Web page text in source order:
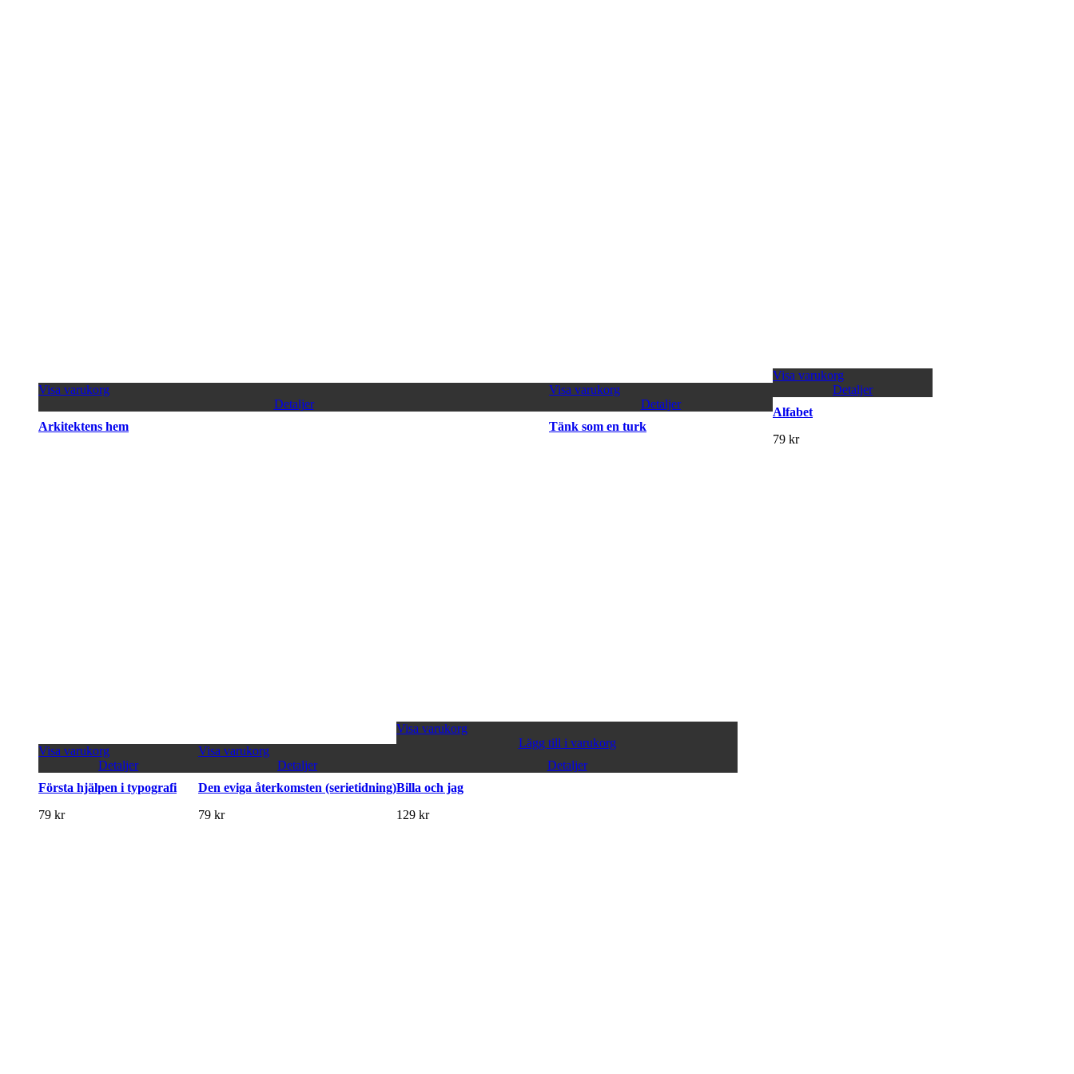
Visa varukorg
Detaljer
Arkitektens hem
Visa varukorg
Detaljer
Tänk som en turk
Visa varukorg
Detaljer
Alfabet
79 kr
Visa varukorg
Detaljer
Första hjälpen i typografi
79 kr
Visa varukorg
Detaljer
Den eviga återkomsten (serietidning)
79 kr
Visa varukorg
Lägg till i varukorg
Detaljer
Billa och jag
129 kr